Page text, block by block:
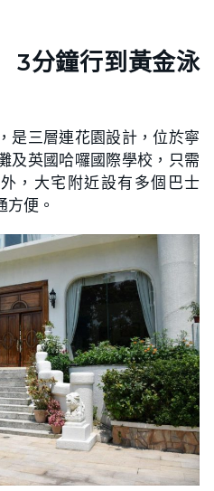
分鐘行到黃金泳
是三層連花園設計，位於寧
及英國哈囉國際學校，只需
，大宅附近設有多個巴士
便。